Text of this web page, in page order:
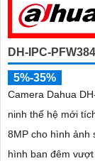
DH-IPC-
5%-35%
Camera Dahua
ninh thế hệ mới
8MP cho hình ảnh
hình ban đêm